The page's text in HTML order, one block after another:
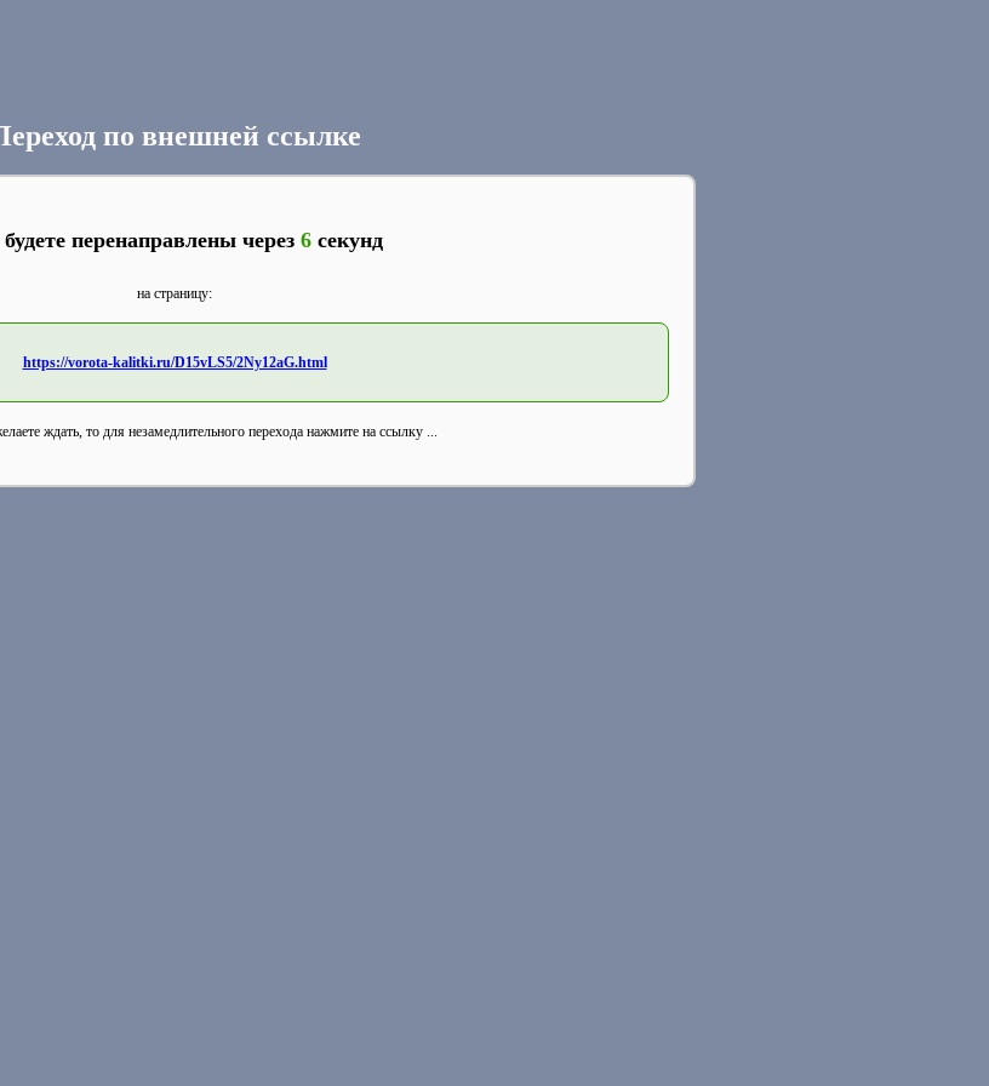
по внешней ссылке
перенаправлены через 6секунд
на страницу:
https://vorota-kalitki.ru/D15vLS5/2Ny12aG.html
ждать, то для незамедлительного перехода нажмите на ссылку ...